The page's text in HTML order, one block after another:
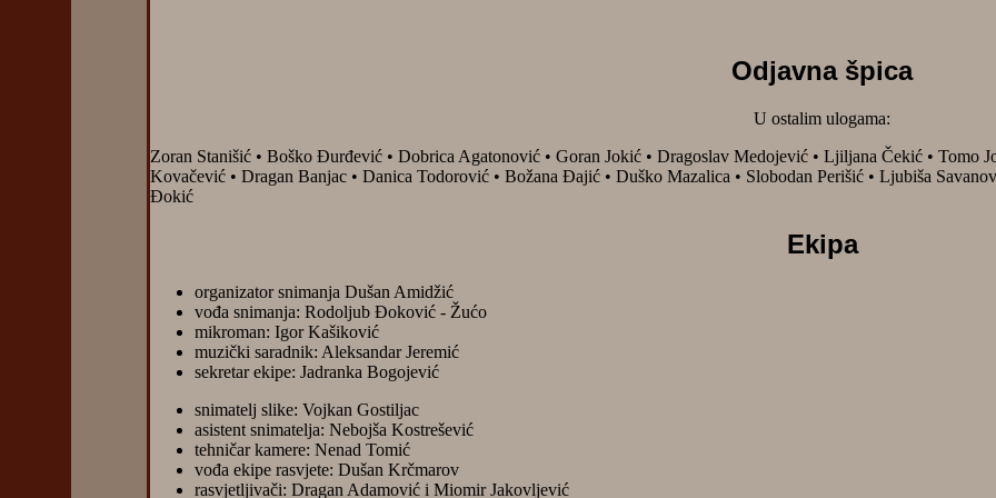
Odjavna špica
U ostalim ulogama:
Zoran Stanišić • Boško Đurđević • Dobrica Agatonović • Goran Jokić • Dragoslav Medojević • Ljiljana Čekić • Tomo
Kovačević • Dragan Banjac • Danica Todorović • Božana Đajić • Duško Mazalica • Slobodan Perišić • Ljubiša
Đokić
Ekipa
organizator snimanja Dušan Amidžić
vođa snimanja: Rodoljub Đoković - Žućo
mikroman: Igor Kašiković
muzički saradnik: Aleksandar Jeremić
sekretar ekipe: Jadranka Bogojević
snimatelj slike: Vojkan Gostiljac
asistent snimatelja: Nebojša Kostrešević
tehničar kamere: Nenad Tomić
vođa ekipe rasvjete: Dušan Krčmarov
rasvjetljivači: Dragan Adamović i Miomir Jakovljević